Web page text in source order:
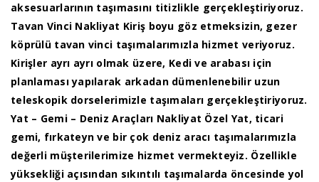
aksesuarlarının taşımasını titizlikle gerçekleştiriyoruz.
Tavan Vinci Nakliyat Kiriş boyu göz etmeksizin, gezer
köprülü tavan vinci taşımalarımızla hizmet veriyoruz.
Kirişler ayrı ayrı olmak üzere, Kedi ve arabası için
planlaması yapılarak arkadan dümenlenebilir uzun
teleskopik dorselerimizle taşımaları gerçekleştiriyoruz.
Yat – Gemi – Deniz Araçları Nakliyat Özel Yat, ticari
gemi, fırkateyn ve bir çok deniz aracı taşımalarımızla
değerli müşterilerimize hizmet vermekteyiz. Özellikle
yüksekliği açısından sıkıntılı taşımalarda öncesinde yol